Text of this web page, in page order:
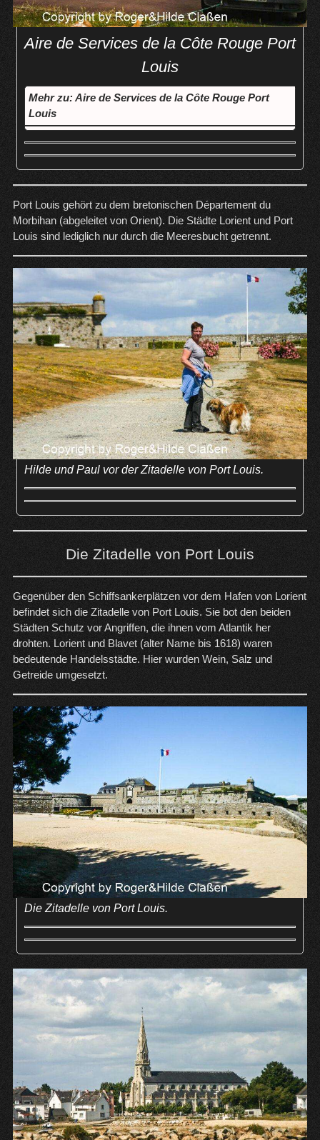
Aire de Services de la Côte Rouge Port
Louis
Mehr zu: Aire de Services de la Côte Rouge Port
Louis
Port Louis gehört zu dem bretonischen Département du
Morbihan (abgeleitet von Orient). Die Städte Lorient und Port
Louis sind lediglich nur durch die Meeresbucht getrennt.
Hilde und Paul vor der Zitadelle von Port Louis.
Die Zitadelle von Port Louis
Gegenüber den Schiffsankerplätzen vor dem Hafen von Lorient
befindet sich die Zitadelle von Port Louis. Sie bot den beiden
Städten Schutz vor Angriffen, die ihnen vom Atlantik her
drohten. Lorient und Blavet (alter Name bis 1618) waren
bedeutende Handelsstädte. Hier wurden Wein, Salz und
Getreide umgesetzt.
Die Zitadelle von Port Louis.